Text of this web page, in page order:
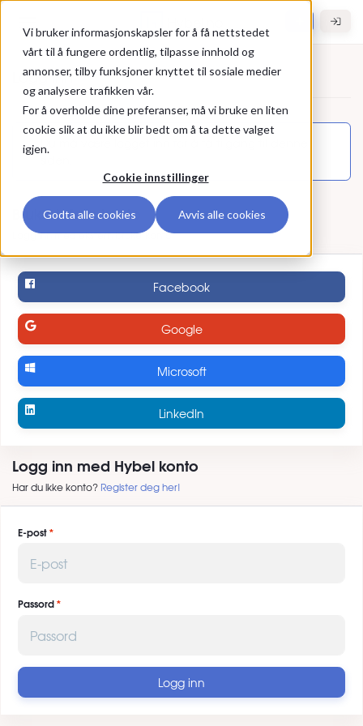
Vi bruker informasjonskapsler for å få nettstedet
vårt til å fungere ordentlig, tilpasse innhold og
annonser, tilby funksjoner knyttet til sosiale medier
og analysere trafikken vår.
For å overholde dine preferanser, må vi bruke en liten
cookie slik at du ikke blir bedt om å ta dette valget
igjen.
Cookie innstillinger
Godta alle cookies Avvis alle cookies
Logg inn
Logg inn
Bruk ekstern konto
Logg inn med ekstern brukerkonto
Facebook
Google
Microsoft
LinkedIn
Logg inn med Hybel konto
Har du ikke konto? Register deg her!
E-post
Passord
Logg inn